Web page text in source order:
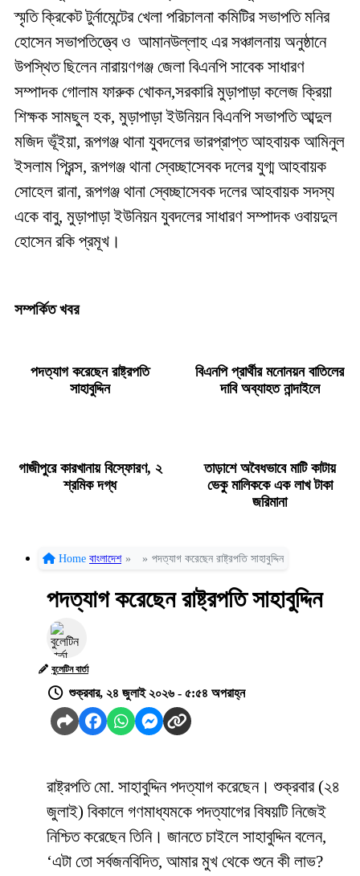
স্মৃতি ক্রিকেট টুর্নামেন্টের খেলা পরিচালনা কমিটির সভাপতি মনির
হোসেন সভাপতিত্ত্বে ও আমানউল্লাহ এর সঞ্চালনায় অনুষ্ঠানে
উপস্থিত ছিলেন নারায়ণগঞ্জ জেলা বিএনপি সাবেক সাধারণ
সম্পাদক গোলাম ফারুক খোকন,সরকারি মুড়াপাড়া কলেজ ক্রিয়া
শিক্ষক সামছুল হক, মুড়াপাড়া ইউনিয়ন বিএনপি সভাপতি আব্দুল
মজিদ ভূঁইয়া, রূপগঞ্জ থানা যুবদলের ভারপ্রাপ্ত আহবায়ক আমিনুল
ইসলাম প্রিন্স, রূপগঞ্জ থানা স্বেচ্ছাসেবক দলের যুগ্ম আহবায়ক
সোহেল রানা, রূপগঞ্জ থানা স্বেচ্ছাসেবক দলের আহবায়ক সদস্য
একে বাবু, মুড়াপাড়া ইউনিয়ন যুবদলের সাধারণ সম্পাদক ওবায়দুল
হোসেন রকি প্রমূখ।
সম্পর্কিত খবর
পদত্যাগ করেছেন রাষ্ট্রপতি
সাহাবুদ্দিন
বিএনপি প্রার্থীর মনোনয়ন বাতিলের
দাবি অব্যাহত নান্দাইলে
গাজীপুরে কারখানায় বিস্ফোরণ, ২
শ্রমিক দগ্ধ
তাড়াশে অবৈধভাবে মাটি কাটায়
ভেকু মালিককে এক লাখ টাকা
জরিমানা
Home বাংলাদেশ » » পদত্যাগ করেছেন রাষ্ট্রপতি সাহাবুদ্দিন
পদত্যাগ করেছেন রাষ্ট্রপতি সাহাবুদ্দিন
বুলেটিন বার্তা
শুক্রবার, ২৪ জুলাই ২০২৬ - ৫:৫৪ অপরাহ্ন
রাষ্ট্রপতি মো. সাহাবুদ্দিন পদত্যাগ করেছেন। শুক্রবার (২৪
জুলাই) বিকালে গণমাধ্যমকে পদত্যাগের বিষয়টি নিজেই
নিশ্চিত করেছেন তিনি। জানতে চাইলে সাহাবুদ্দিন বলেন,
‘এটা তো সর্বজনবিদিত, আমার মুখ থেকে শুনে কী লাভ?